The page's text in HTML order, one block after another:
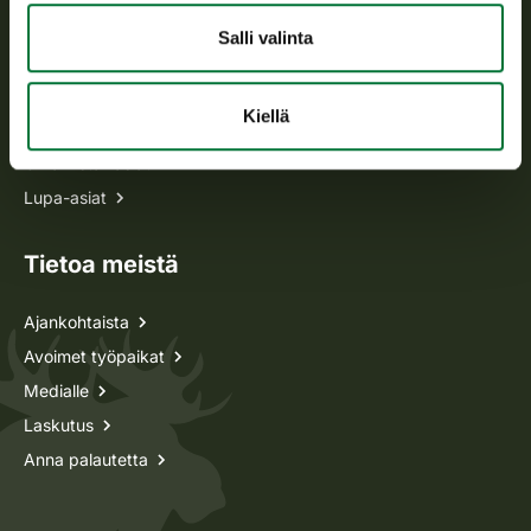
Salli valinta
Kiellä
Lupa-asiat
Tietoa meistä
Ajankohtaista
Avoimet työpaikat
Medialle
Laskutus
Anna palautetta